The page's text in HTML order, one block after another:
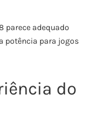
parece adequado
potência para jogos
do